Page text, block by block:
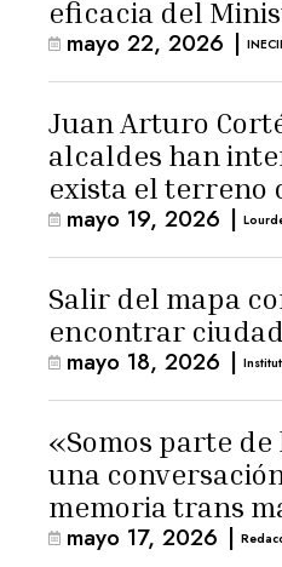
eficacia del
mayo 22, 2026 |
Juan Arturo
alcaldes han
exista el terreno
mayo 19, 2026 |
Salir del mapa
encontrar ciudad
mayo 18, 2026 |
«Somos parte
una
memoria trans
mayo 17, 2026 |